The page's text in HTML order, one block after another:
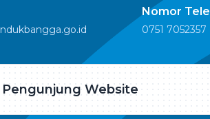
Nomor
0751 7052357
Website